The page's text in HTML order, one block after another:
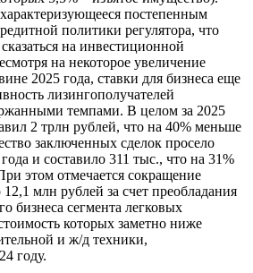
постепенным
политики регулятора, что
на инвестиционной
на некоторое увеличение
2025 года, ставки для бизнеса еще
лизингополучателей
темпами. В целом за 2025
2 трлн рублей, что на 40% меньше
заключенных сделок просело
и составило 311 тыс., что на 31%
этом отмечается сокращение
12,1 млн рублей за счет преобладания
бизнеса сегмента легковых
которых заметно ниже
и ж/д техники,
году.